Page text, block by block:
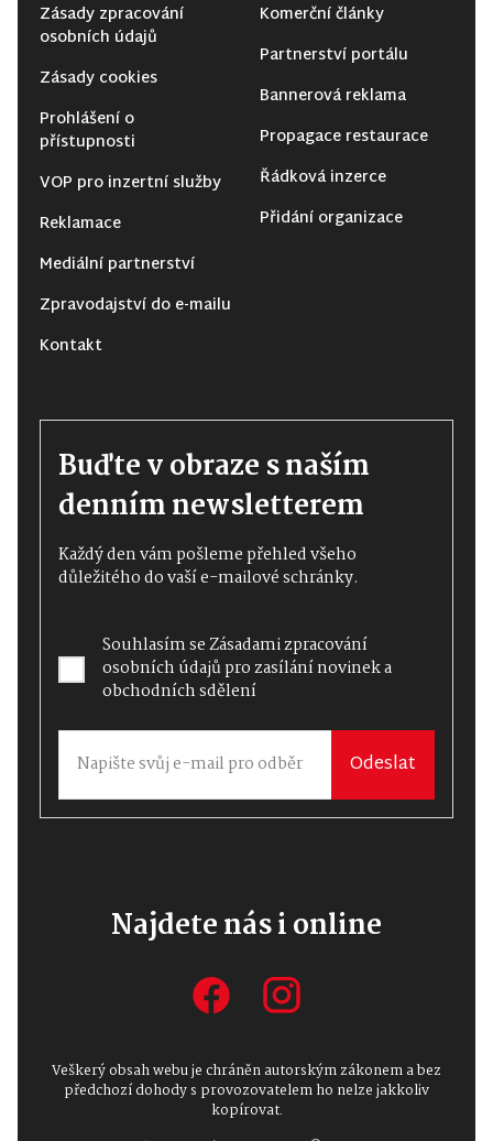
Zásady zpracování
osobních údajů
Zásady cookies
Prohlášení o
přístupnosti
VOP pro inzertní služby
Reklamace
Mediální partnerství
Zpravodajství do e-mailu
Kontakt
Komerční články
Partnerství portálu
Bannerová reklama
Propagace restaurace
Řádková inzerce
Přidání organizace
Buďte v obraze s naším
denním newsletterem
Každý den vám pošleme přehled všeho
důležitého do vaší e-mailové schránky.
Souhlasím seZásadami zpracování
osobních údajůpro zasílání novinek a
obchodních sdělení
Odeslat
Najdete nás i online
Veškerý obsah webu je chráněn autorským zákonem a bez
předchozí dohody s provozovatelem ho nelze jakkoliv
kopírovat.